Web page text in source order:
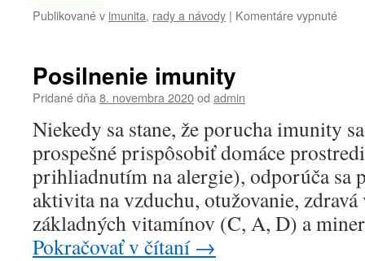
Publikované v imunita, rady a návody | Komentáre vypnuténa
Posilnenie imunity
Pridané dňa 8. novembra 2020od admin
Niekedy sa stane, že porucha imunity
prospešné prispôsobiť domáce
prihliadnutím na alergie), odporúča sa
aktivita na vzduchu, otužovanie,
základných vitamínov (C, A, D) a
Pokračovať v čítaní →